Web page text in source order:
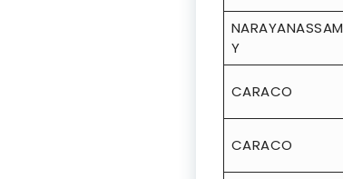
NARAYANASSAM
Y
CARACO
CARACO